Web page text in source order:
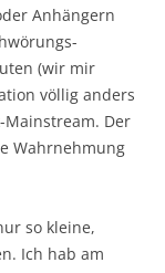
Anhängern
(wir mir
völlig anders
Der
Wahrnehmung
so kleine,
Ich hab am